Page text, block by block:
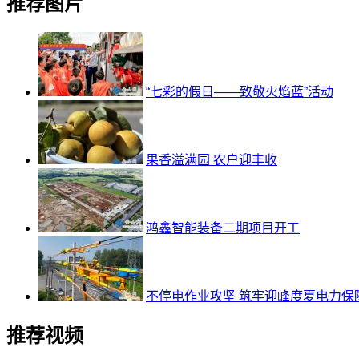
“七彩的假日——致敬火焰蓝”活动
果香溢满园 农户迎丰收
鸿鑫智能装备二期项目开工
不停电作业攻坚 筑牢迎峰度夏电力保
推荐视频